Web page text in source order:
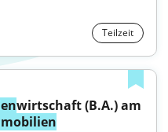
Teilzeit
wirtschaft (B.A.) am